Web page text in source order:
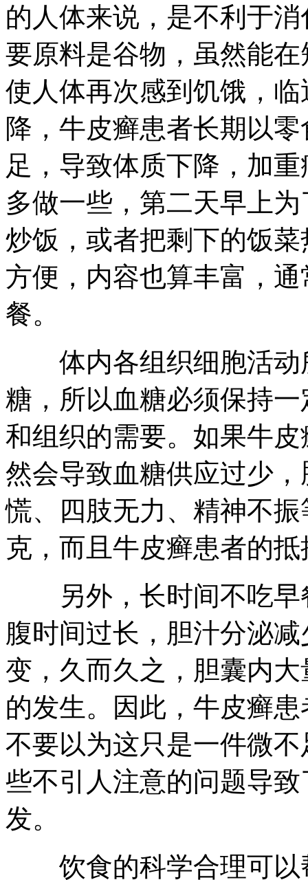
的人体来说，是不利于
要原料是谷物，虽然能
使人体再次感到饥饿，
降，牛皮癣患者长期以
足，导致体质下降，加
多做一些，第二天早上
炒饭，或者把剩下的饭
方便，内容也算丰富，
餐。
体内各组织细胞活动
糖，所以血糖必须保持
和组织的需要。如果牛
然会导致血糖供应过少
慌、四肢无力、精神不
克，而且牛皮癣患者的
另外，长时间不吃早
腹时间过长，胆汁分泌
变，久而久之，胆囊内
的发生。因此，牛皮癣
不要以为这只是一件微
些不引人注意的问题导
发。
饮食的科学合理可以